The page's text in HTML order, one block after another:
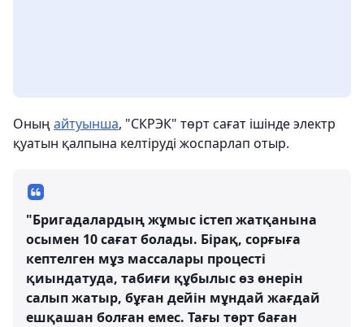
Оның айтуынша, "СКРЭК" төрт сағат ішінде электр
қуатын қалпына келтіруді жоспарлап отыр.
"Бригадалардың жұмыс істеп жатқанына
осымен 10 сағат болады. Бірақ, сорғыға
кептелген мұз массалары процесті
қиындатуда, табиғи құбылыс өз өнерін
салып жатыр, бұған дейін мұндай жағдай
ешқашан болған емес. Тағы төрт баған